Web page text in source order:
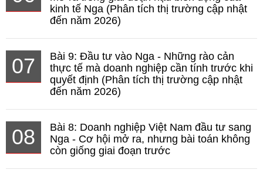
kinh tế Nga (Phân tích thị trường cập nhật
đến năm 2026)
07
Bài 9: Đầu tư vào Nga - Những rào cản
thực tế mà doanh nghiệp cần tính trước khi
quyết định (Phân tích thị trường cập nhật
đến năm 2026)
08
Bài 8: Doanh nghiệp Việt Nam đầu tư sang
Nga - Cơ hội mở ra, nhưng bài toán không
còn giống giai đoạn trước